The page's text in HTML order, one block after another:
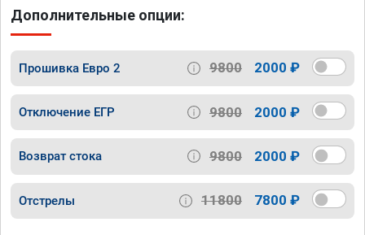
Дополнительные опции:
Прошивка Евро 2 9800 2000 ₽
Отключение ЕГР 9800 2000 ₽
Возврат стока 9800 2000 ₽
Отстрелы 11800 7800 ₽